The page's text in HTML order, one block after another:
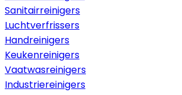
Sanitairreinigers
Luchtverfrissers
Handreinigers
Keukenreinigers
Vaatwasreinigers
Industriereinigers